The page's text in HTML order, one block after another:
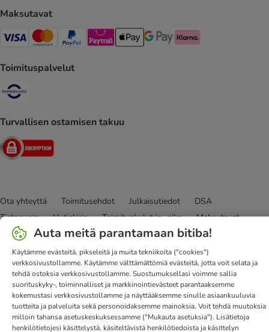
Maksutavat
VISA Payment Method
Mastercard Payment Method
Paypal Payment Method
Paytrail Payment Method
Apple Pay Payment Method
Google Pay Payment Method
Klarna Payment Method
Toimituspalvelut
Turvallisen ostamisen takuu
Security
Ota yhteyttä Toimitusehdot Julkaisutiedot
DSA
Tietosuoja
Uutiskirje Toimituskulut ja -aika
Maksutavat
Peruuta sopimus tästä
bitiba-sovellus
Kanta-asiakasedut
Edut
Saavutettavuusseloste
bitiba GmbH2026
Auta meitä parantamaan bitiba!
Käytämme evästeitä, pikseleitä ja muita tekniikoita ("cookies")
verkkosivustollamme. Käytämme välttämättömiä evästeitä, jotta voit selata ja
tehdä ostoksia verkkosivustollamme. Suostumuksellasi voimme sallia
suorituskyky-, toiminnalliset ja markkinointievästeet parantaaksemme
kokemustasi verkkosivustollamme ja näyttääksemme sinulle asiaankuuluvia
tuotteita ja palveluita sekä personoidaksemme mainoksia. Voit tehdä muutoksia
milloin tahansa asetuskeskuksessamme ("Mukauta asetuksia"). Lisätietoja
henkilötietojesi käsittelystä, käsiteltävistä henkilötiedoista ja käsittelyn